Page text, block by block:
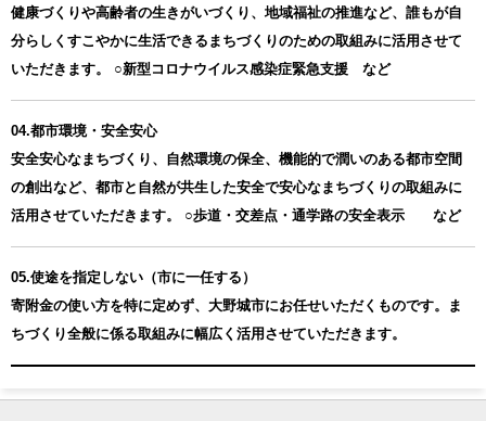
健康づくりや高齢者の生きがいづくり、地域福祉の推進など、誰もが自
分らしくすこやかに生活できるまちづくりのための取組みに活用させて
いただきます。 ○新型コロナウイルス感染症緊急支援 など
04.都市環境・安全安心
安全安心なまちづくり、自然環境の保全、機能的で潤いのある都市空間
の創出など、都市と自然が共生した安全で安心なまちづくりの取組みに
活用させていただきます。 ○歩道・交差点・通学路の安全表示 など
05.使途を指定しない（市に一任する）
寄附金の使い方を特に定めず、大野城市にお任せいただくものです。ま
ちづくり全般に係る取組みに幅広く活用させていただきます。